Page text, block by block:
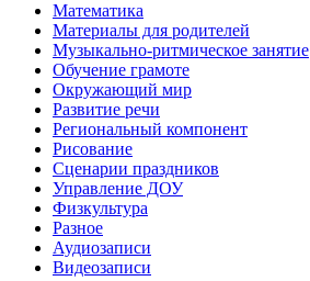
Математика
Материалы для родителей
Музыкально-ритмическое занятие
Обучение грамоте
Окружающий мир
Развитие речи
Региональный компонент
Рисование
Сценарии праздников
Управление ДОУ
Физкультура
Разное
Аудиозаписи
Видеозаписи